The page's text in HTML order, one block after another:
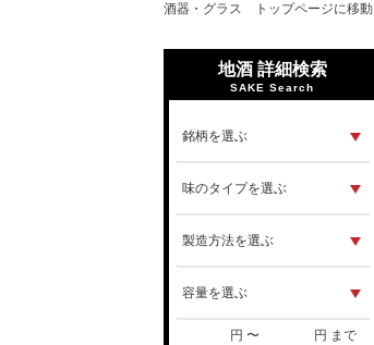
酒器・グラス トップページに移動
地酒 詳細検索
SAKE Search
円 〜 円 まで